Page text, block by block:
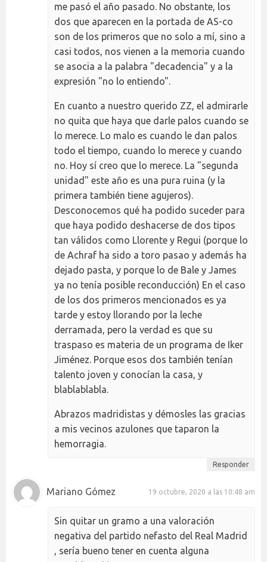
me pasó el año pasado. No obstante, los
dos que aparecen en la portada de AS-co
son de los primeros que no solo a mí, sino a
casi todos, nos vienen a la memoria cuando
se asocia a la palabra "decadencia" y a la
expresión "no lo entiendo".
En cuanto a nuestro querido ZZ, el admirarle
no quita que haya que darle palos cuando se
lo merece. Lo malo es cuando le dan palos
todo el tiempo, cuando lo merece y cuando
no. Hoy sí creo que lo merece. La "segunda
unidad" este año es una pura ruina (y la
primera también tiene agujeros).
Desconocemos qué ha podido suceder para
que haya podido deshacerse de dos tipos
tan válidos como Llorente y Regui (porque lo
de Achraf ha sido a toro pasao y además ha
dejado pasta, y porque lo de Bale y James
ya no tenía posible reconducción) En el caso
de los dos primeros mencionados es ya
tarde y estoy llorando por la leche
derramada, pero la verdad es que su
traspaso es materia de un programa de Iker
Jiménez. Porque esos dos también tenían
talento joven y conocían la casa, y
blablablabla.
Abrazos madridistas y démosles las gracias
a mis vecinos azulones que taparon la
hemorragia.
Responder
Mariano Gómez 19 octubre, 2020 a las 10:48 am
Sin quitar un gramo a una valoración
negativa del partido nefasto del Real Madrid
, sería bueno tener en cuenta alguna